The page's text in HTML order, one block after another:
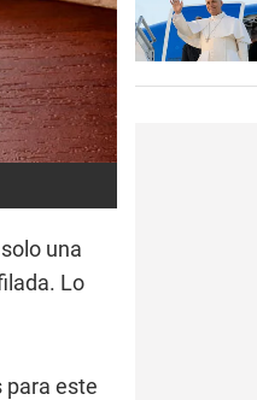
una
Lo
para este